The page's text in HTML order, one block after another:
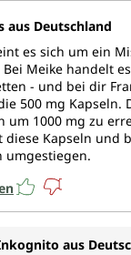
aus Deutschland
es sich um ein
Meike handelt
- und bei dir
500 mg Kapseln.
um 1000 mg zu
diese Kapseln und
umgestiegen.
aus